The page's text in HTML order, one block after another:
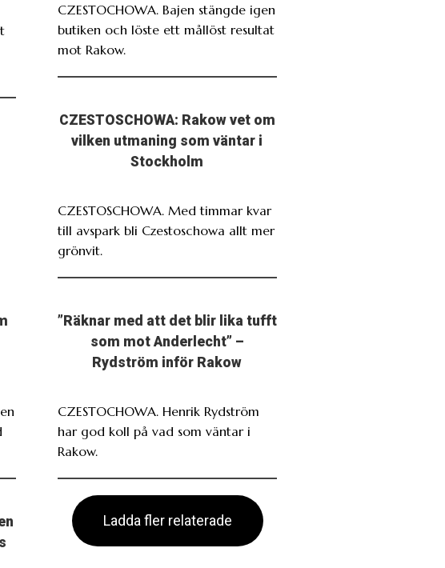
CZESTOCHOWA. Bajen stängde igen
butiken och löste ett mållöst resultat
mot Rakow.
CZESTOSCHOWA: Rakow vet om
vilken utmaning som väntar i
Stockholm
CZESTOSCHOWA. Med timmar kvar
till avspark bli Czestoschowa allt mer
grönvit.
”Räknar med att det blir lika tufft
som mot Anderlecht” –
Rydström inför Rakow
CZESTOCHOWA. Henrik Rydström
har god koll på vad som väntar i
Rakow.
Ladda fler relaterade